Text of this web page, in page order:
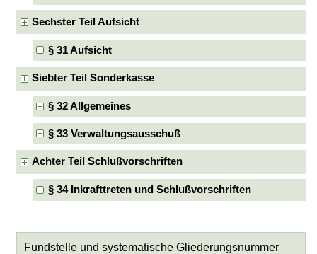
Sechster Teil Aufsicht
§ 31 Aufsicht
Siebter Teil Sonderkasse
§ 32 Allgemeines
§ 33 Verwaltungsausschuß
Achter Teil Schlußvorschriften
§ 34 Inkrafttreten und Schlußvorschriften
Fundstelle und systematische Gliederungsnummer